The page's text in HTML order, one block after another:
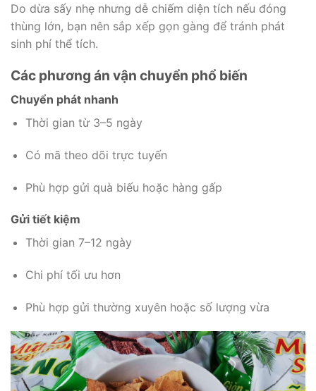
Do dừa sấy nhẹ nhưng dễ chiếm diện tích nếu đóng
thùng lớn, bạn nên sắp xếp gọn gàng để tránh phát
sinh phí thể tích.
Các phương án vận chuyển phổ biến
Chuyển phát nhanh
Thời gian từ 3–5 ngày
Có mã theo dõi trực tuyến
Phù hợp gửi quà biếu hoặc hàng gấp
Gửi tiết kiệm
Thời gian 7–12 ngày
Chi phí tối ưu hơn
Phù hợp gửi thường xuyên hoặc số lượng vừa